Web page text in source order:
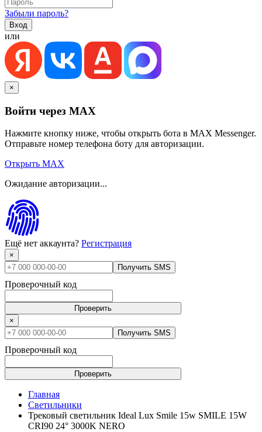
Забыли пароль?
или
×
Войти через MAX
Нажмите кнопку ниже, чтобы открыть бота в MAX Messenger.
Отправьте номер телефона боту для авторизации.
Открыть MAX
Ожидание авторизации...
Ещё нет аккаунта? Регистрация
×
Получить SMS
Проверочный код
Проверить
×
Получить SMS
Проверочный код
Проверить
Главная
Светильники
Трековый светильник Ideal Lux Smile 15w SMILE 15W
CRI90 24° 3000K NERO